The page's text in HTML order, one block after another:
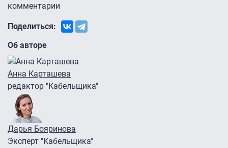
комментарии
Поделиться:
Об авторе
Анна Карташева
редактор "Кабельщика"
Дарья Бояринова
Эксперт "Кабельщика"